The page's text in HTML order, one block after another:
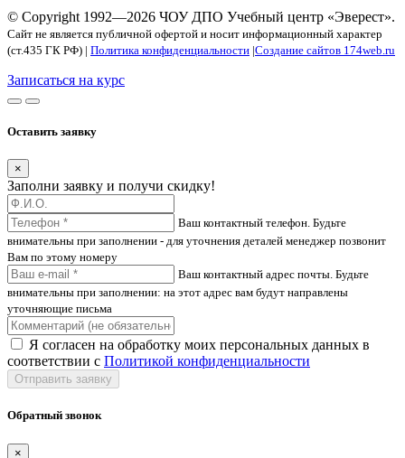
© Copyright 1992—2026 ЧОУ ДПО Учебный центр «Эверест».
Сайт не является публичной офертой и носит информационный характер
(ст.435 ГК РФ) | Политика конфиденциальности |Создание сайтов 174web.ru
Записаться на курс
Оставить заявку
×
Заполни заявку и получи скидку!
Ваш контактный телефон. Будьте
внимательны при заполнении - для уточнения деталей менеджер позвонит
Вам по этому номеру
Ваш контактный адрес почты. Будьте
внимательны при заполнении: на этот адрес вам будут направлены
уточняющие письма
Я согласен на обработку моих персональных данных в
соответствии с Политикой конфиденциальности
Отправить заявку
Обратный звонок
×